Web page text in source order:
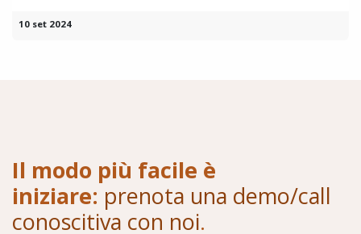
10 set 2024
Il modo più facile è
iniziare: prenota una demo/call
conoscitiva con noi.